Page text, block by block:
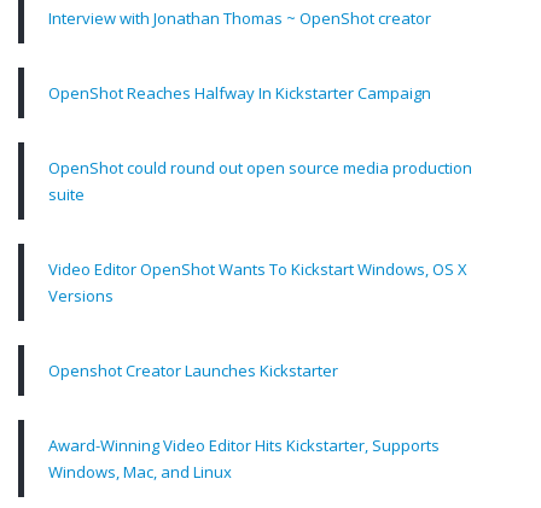
Interview with Jonathan Thomas ~ OpenShot creator
OpenShot Reaches Halfway In Kickstarter Campaign
OpenShot could round out open source media production
suite
Video Editor OpenShot Wants To Kickstart Windows, OS X
Versions
Openshot Creator Launches Kickstarter
Award-Winning Video Editor Hits Kickstarter, Supports
Windows, Mac, and Linux